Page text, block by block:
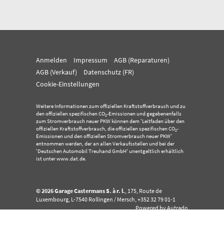
Anmelden Impressum
AGB (Reparaturen)
AGB (Verkauf)
Datenschutz (FR)
Cookie-Einstellungen
Weitere Informationen zum offiziellen Kraftstoffverbrauch und zu
den offiziellen spezifischen CO2-Emissionen und gegebenenfalls
zum Stromverbrauch neuer PKW können dem 'Leitfaden über den
offiziellen Kraftstoffverbrauch, die offiziellen spezifischen CO2-
Emissionen und den offiziellen Stromverbrauch neuer PKW'
entnommen werden, der an allen Verkaufsstellen und bei der
'Deutschen Automobil Treuhand GmbH' unentgeltlich erhältlich
ist unter www.dat.de.
© 2026Garage Castermans S. à r. l., 175, Route de
Luxembourg, L-7540 Rollingen / Mersch,+352 32 79 01-1
Powered by Autrado